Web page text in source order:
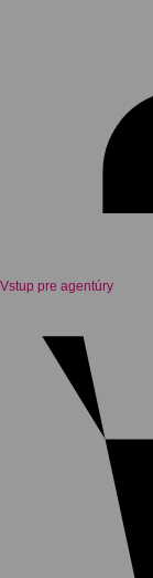
Vstup pre agentúry